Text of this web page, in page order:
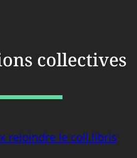
collectives
rejoindre le coll.libris